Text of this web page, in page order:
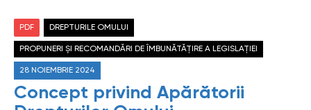
PDF DREPTURILE OMULUI
PROPUNERI ȘI RECOMANDĂRI DE ÎMBUNĂTĂȚIRE A LEGISLAȚIEI
28 NOIEMBRIE 2024
Concept privind Apărătorii